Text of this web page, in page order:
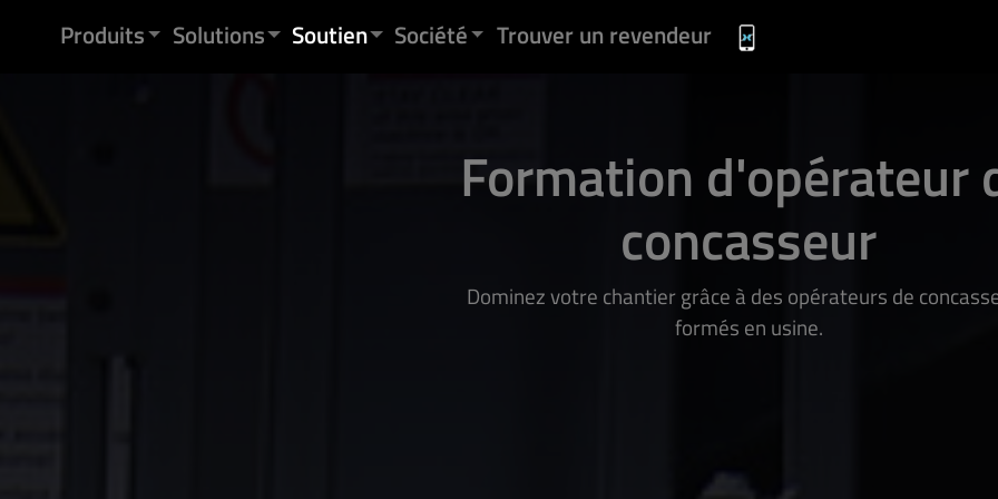
Produits Solutions Soutien Société Trouver un revendeur
Formation d'opérateur
concasseur
Dominez votre chantier grâce à des opérateurs de
formés en usine.